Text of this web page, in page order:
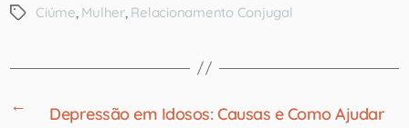
Ciúme, Mulher, Relacionamento Conjugal
←
Depressão em Idosos: Causas e Como Ajudar